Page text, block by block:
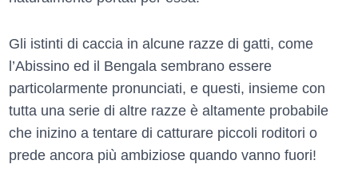
Gli istinti di caccia in alcune razze di gatti, come
l’Abissino ed il Bengala sembrano essere
particolarmente pronunciati, e questi, insieme con
tutta una serie di altre razze è altamente probabile
che inizino a tentare di catturare piccoli roditori o
prede ancora più ambiziose quando vanno fuori!